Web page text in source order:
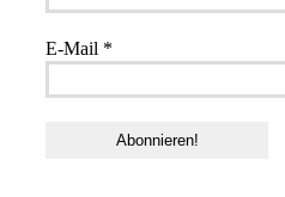
E-Mail *